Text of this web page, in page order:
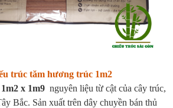
trúc tăm hương trúc 1m2
x 1m9 nguyên liệu từ cật của cây trúc,
Bắc. Sản xuất trên dây chuyền bán thủ